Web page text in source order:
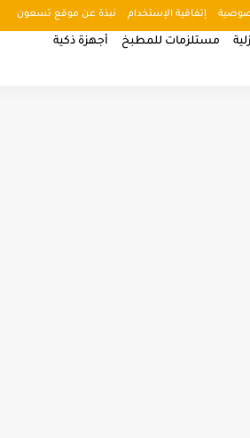
إتفاقية الإستخدام
نبذة عن موقع تسعون
مستلزمات للمطبخ أجهزة ذكية